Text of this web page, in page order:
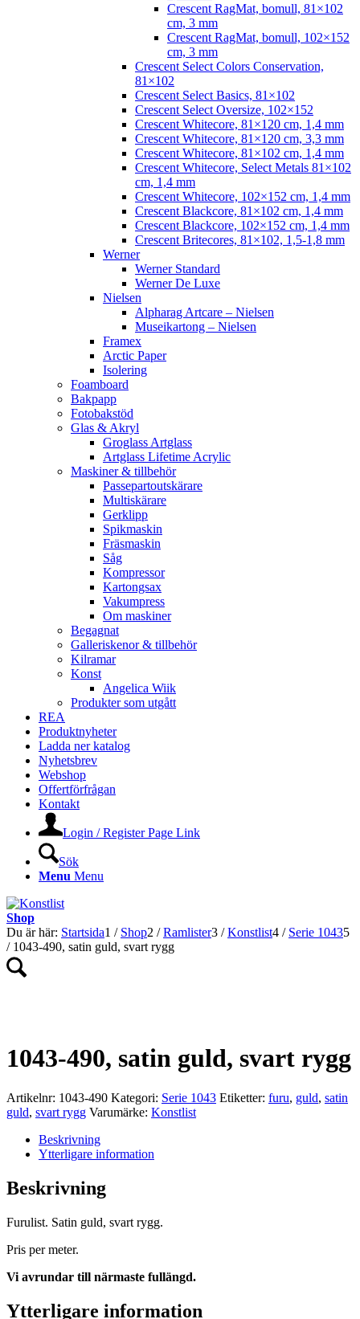
Crescent RagMat, bomull, 81×102
cm, 3 mm
Crescent RagMat, bomull, 102×152
cm, 3 mm
Crescent Select Colors Conservation,
81×102
Crescent Select Basics, 81×102
Crescent Select Oversize, 102×152
Crescent Whitecore, 81×120 cm, 1,4 mm
Crescent Whitecore, 81×120 cm, 3,3 mm
Crescent Whitecore, 81×102 cm, 1,4 mm
Crescent Whitecore, Select Metals 81×102
cm, 1,4 mm
Crescent Whitecore, 102×152 cm, 1,4 mm
Crescent Blackcore, 81×102 cm, 1,4 mm
Crescent Blackcore, 102×152 cm, 1,4 mm
Crescent Britecores, 81×102, 1,5-1,8 mm
Werner
Werner Standard
Werner De Luxe
Nielsen
Alpharag Artcare – Nielsen
Museikartong – Nielsen
Framex
Arctic Paper
Isolering
Foamboard
Bakpapp
Fotobakstöd
Glas & Akryl
Groglass Artglass
Artglass Lifetime Acrylic
Maskiner & tillbehör
Passepartoutskärare
Multiskärare
Gerklipp
Spikmaskin
Fräsmaskin
Såg
Kompressor
Kartongsax
Vakumpress
Om maskiner
Begagnat
Galleriskenor & tillbehör
Kilramar
Konst
Angelica Wiik
Produkter som utgått
REA
Produktnyheter
Ladda ner katalog
Nyhetsbrev
Webshop
Offertförfrågan
Kontakt
Login / Register Page Link
Sök
Menu Menu
Shop
Du är här: Startsida1 / Shop2 / Ramlister3 / Konstlist4 / Serie 10435
/ 1043-490, satin guld, svart rygg
1043-490, satin guld, svart rygg
Artikelnr: 1043-490 Kategori: Serie 1043 Etiketter: furu, guld, satin
guld, svart rygg Varumärke: Konstlist
Beskrivning
Ytterligare information
Beskrivning
Furulist. Satin guld, svart rygg.
Pris per meter.
Vi avrundar till närmaste fullängd.
Ytterligare information